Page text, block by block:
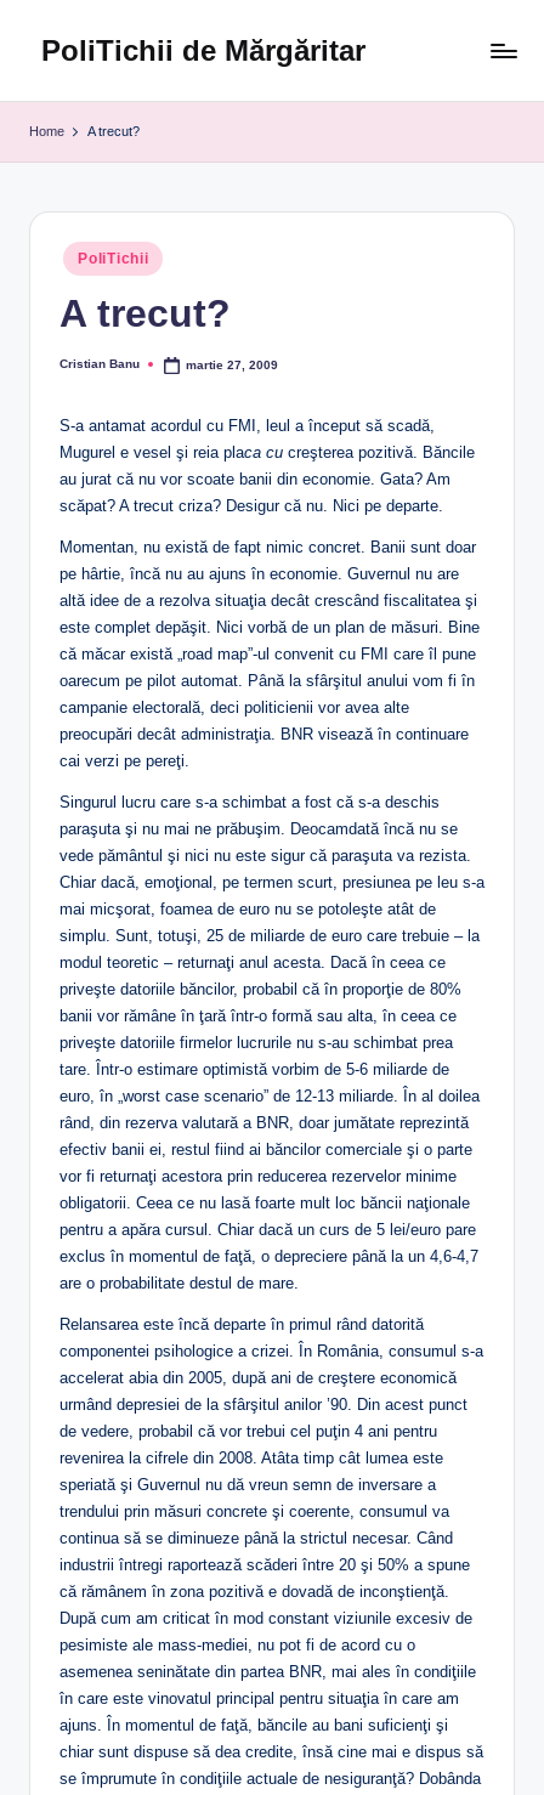
PoliTichii de Mărgăritar
Home A trecut?
Posted
in
PoliTichii
A trecut?
Posted
Cristian Banu martie 27, 2009
S-a antamat acordul cu FMI, leul a început să scadă,
Mugurel e vesel şi reia placa cu creşterea pozitivă. Băncile
au jurat că nu vor scoate banii din economie. Gata? Am
scăpat? A trecut criza? Desigur că nu. Nici pe departe.
Momentan, nu există de fapt nimic concret. Banii sunt doar
pe hârtie, încă nu au ajuns în economie. Guvernul nu are
altă idee de a rezolva situaţia decât crescând fiscalitatea şi
este complet depăşit. Nici vorbă de un plan de măsuri. Bine
că măcar există „road map”-ul convenit cu FMI care îl pune
oarecum pe pilot automat. Până la sfârşitul anului vom fi în
campanie electorală, deci politicienii vor avea alte
preocupări decât administraţia. BNR visează în continuare
cai verzi pe pereţi.
Singurul lucru care s-a schimbat a fost că s-a deschis
paraşuta şi nu mai ne prăbuşim. Deocamdată încă nu se
vede pământul şi nici nu este sigur că paraşuta va rezista.
Chiar dacă, emoţional, pe termen scurt, presiunea pe leu s-a
mai micşorat, foamea de euro nu se potoleşte atât de
simplu. Sunt, totuşi, 25 de miliarde de euro care trebuie – la
modul teoretic – returnaţi anul acesta. Dacă în ceea ce
priveşte datoriile băncilor, probabil că în proporţie de 80%
banii vor rămâne în ţară într-o formă sau alta, în ceea ce
priveşte datoriile firmelor lucrurile nu s-au schimbat prea
tare. Într-o estimare optimistă vorbim de 5-6 miliarde de
euro, în „worst case scenario” de 12-13 miliarde. În al doilea
rând, din rezerva valutară a BNR, doar jumătate reprezintă
efectiv banii ei, restul fiind ai băncilor comerciale şi o parte
vor fi returnaţi acestora prin reducerea rezervelor minime
obligatorii. Ceea ce nu lasă foarte mult loc băncii naţionale
pentru a apăra cursul. Chiar dacă un curs de 5 lei/euro pare
exclus în momentul de faţă, o depreciere până la un 4,6-4,7
are o probabilitate destul de mare.
Relansarea este încă departe în primul rând datorită
componentei psihologice a crizei. În România, consumul s-a
accelerat abia din 2005, după ani de creştere economică
urmând depresiei de la sfârşitul anilor ’90. Din acest punct
de vedere, probabil că vor trebui cel puţin 4 ani pentru
revenirea la cifrele din 2008. Atâta timp cât lumea este
speriată şi Guvernul nu dă vreun semn de inversare a
trendului prin măsuri concrete şi coerente, consumul va
continua să se diminueze până la strictul necesar. Când
industrii întregi raportează scăderi între 20 şi 50% a spune
că rămânem în zona pozitivă e dovadă de inconştienţă.
După cum am criticat în mod constant viziunile excesiv de
pesimiste ale mass-mediei, nu pot fi de acord cu o
asemenea seninătate din partea BNR, mai ales în condiţiile
în care este vinovatul principal pentru situaţia în care am
ajuns. În momentul de faţă, băncile au bani suficienţi şi
chiar sunt dispuse să dea credite, însă cine mai e dispus să
se împrumute în condiţiile actuale de nesiguranţă? Dobânda